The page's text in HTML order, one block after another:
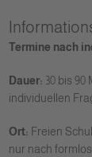
Termine nach
Dauer: 30 bis
individuellen
Ort: Freien
nur nach